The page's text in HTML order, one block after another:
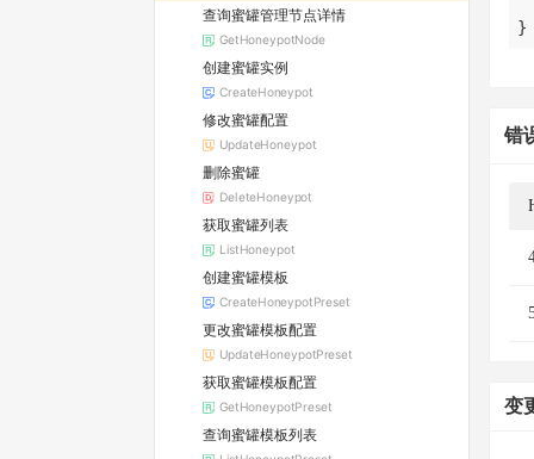
查询蜜罐管理节点详情
GetHoneypotNode
创建蜜罐实例
CreateHoneypot
修改蜜罐配置
UpdateHoneypot
删除蜜罐
DeleteHoneypot
获取蜜罐列表
ListHoneypot
创建蜜罐模板
CreateHoneypotPreset
更改蜜罐模板配置
UpdateHoneypotPreset
获取蜜罐模板配置
GetHoneypotPreset
查询蜜罐模板列表
}
错
变